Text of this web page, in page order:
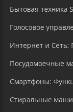
Бытовая техника
Голосовое
Интернет и Сеть:
Посудомоечные
Смартфоны:
Стиральные